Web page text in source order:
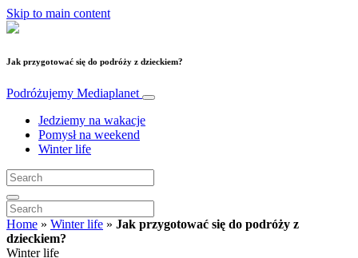
Skip to main content
Jak przygotować się do podróży z dzieckiem?
Podróżujemy Mediaplanet
Jedziemy na wakacje
Pomysł na weekend
Winter life
Home » Winter life » Jak przygotować się do podróży z
dzieckiem?
Winter life